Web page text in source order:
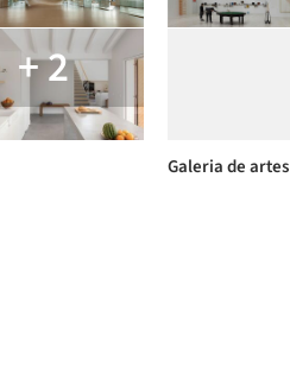
+ 2
Galeria de artes